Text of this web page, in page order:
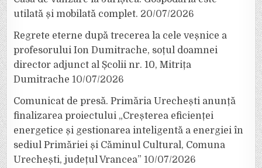
utilată și mobilată complet. 20/07/2026
Regrete eterne după trecerea la cele veșnice a
profesorului Ion Dumitrache, soțul doamnei
director adjunct al Școlii nr. 10, Mitrița
Dumitrache 10/07/2026
Comunicat de presă. Primăria Urechești anunță
finalizarea proiectului „Creșterea eficienței
energetice și gestionarea inteligentă a energiei în
sediul Primăriei și Căminul Cultural, Comuna
Urechești, județul Vrancea” 10/07/2026